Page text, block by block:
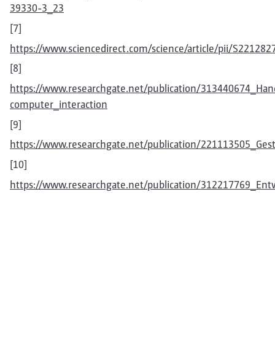
39330-3_23
[7]
https://www.sciencedirect.com/science/article/pii/
[8]
https://www.researchgate.net/publication/
computer_interaction
[9]
https://www.researchgate.net/publication/
[10]
https://www.researchgate.net/publication/